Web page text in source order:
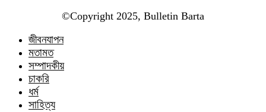
©️Copyright 2025, Bulletin Barta
জীবনযাপন
মতামত
সম্পাদকীয়
চাকরি
ধর্ম
সাহিত্য